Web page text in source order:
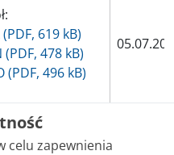
619 kB)
478 kB)
(PDF, 496 kB)
celu zapewnienia